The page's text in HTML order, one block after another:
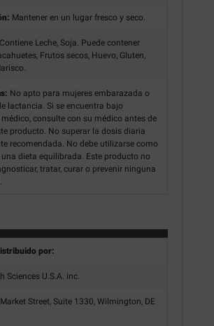
Mantener en un lugar fresco y seco.
Contiene Leche, Soja. Puede contener
Frutos secos, Huevo, Gluten,
No apto para mujeres embarazada o
lactancia. Si se encuentra bajo
consulte con su médico antes de
producto. No superar la dosis diaria
recomendada. No debe utilizarse como
dieta equilibrada. Este producto no
tratar, curar o prevenir ninguna
por:
Sciences U.S.A. inc.
Street, Suite 1330, Wilmington, DE